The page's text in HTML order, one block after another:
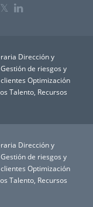
𝕏
Dirección y
Gestión de riesgos y
Optimización
Talento, Recursos
Dirección y
Gestión de riesgos y
Optimización
Talento, Recursos